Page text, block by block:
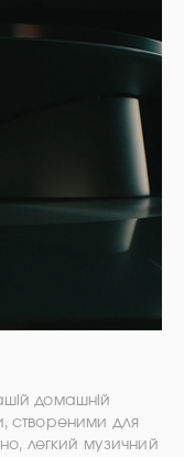
домашній
створеними для
легкий музичний